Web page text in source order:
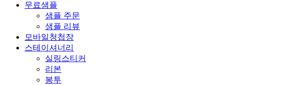
무료샘플
샘플 주문
샘플 리뷰
모바일청첩장
스테이셔너리
실링스티커
리본
봉투